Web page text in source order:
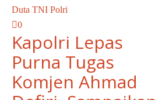
Duta TNI Polri
0
Kapolri Lepas
Purna Tugas
Komjen Ahmad